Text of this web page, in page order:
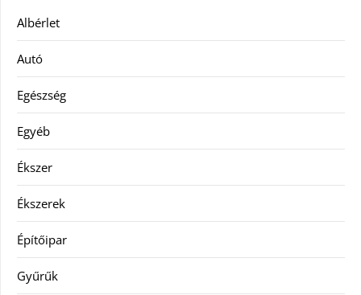
Albérlet
Autó
Egészség
Egyéb
Ékszer
Ékszerek
Építőipar
Gyűrűk